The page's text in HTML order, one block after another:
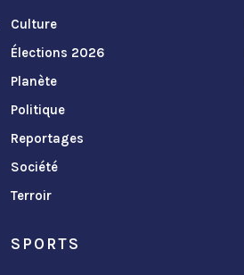
Culture
Élections 2026
Planète
Politique
Reportages
Société
Terroir
SPORTS